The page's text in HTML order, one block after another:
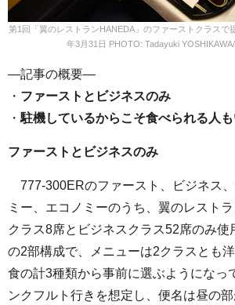
第1回「翼のレストランHANEDA」のファーストクラスで
年3月31日 PHOTO: Tadayuki
—記事の概要—
・ ファーストとビジネスのみ
・ 駐機しているからこそ食べられる人
ファーストとビジネスのみ
777-300ERのファースト、ビジネス
ミー、エコノミーのうち、翼のレスト
クラス8席とビジネスクラス52席のみ使
の2部構成で、メニューは2クラスとも
食の計3種類から事前に選ぶようになっ
ンクフルト行きを想定し、便名は昼の